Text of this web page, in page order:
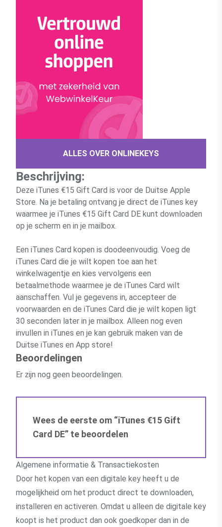
ALLES OVER ONLINEKEYS
Beschrijving:
Deze iTunes €15 Gift Card is voor de Duitse Apple
Store. Na je betaling ontvang je direct de iTunes key
waarmee je iTunes €15 Gift Card DE kunt downloaden
op je scherm en in je mailbox.
Een iTunes Card kopen is doodeenvoudig. Voeg de
iTunes Card die je wilt kopen toe aan het
winkelwagentje en kies vervolgens een
betaalmethode waarmee je de iTunes Card wilt
aanschaffen. Vul je gegevens in, accepteer de
voorwaarden en de iTunes Card die je wilt kopen ligt
30 seconden later in je mailbox. Alleen nog even
invullen in iTunes en je kan gebruik maken van de
Duitse iTunes en App store!
Beoordelingen
Er zijn nog geen beoordelingen.
Wees de eerste om “iTunes €15 Gift
Card DE” te beoordelen
Algemene informatie & Transactiekosten
Door het kopen van een digitale key heeft u de
mogelijkheid om het product direct te downloaden,
installeren en activeren. Omdat u alleen de digitale key
koopt is het product dan ook goedkoper dan in de